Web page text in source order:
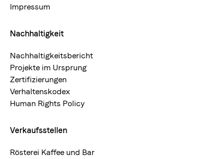
Impressum
Nachhaltigkeit
Nachhaltigkeitsbericht
Projekte im Ursprung
Zertifizierungen
Verhaltenskodex
Human Rights Policy
Verkaufsstellen
Rösterei Kaffee und Bar